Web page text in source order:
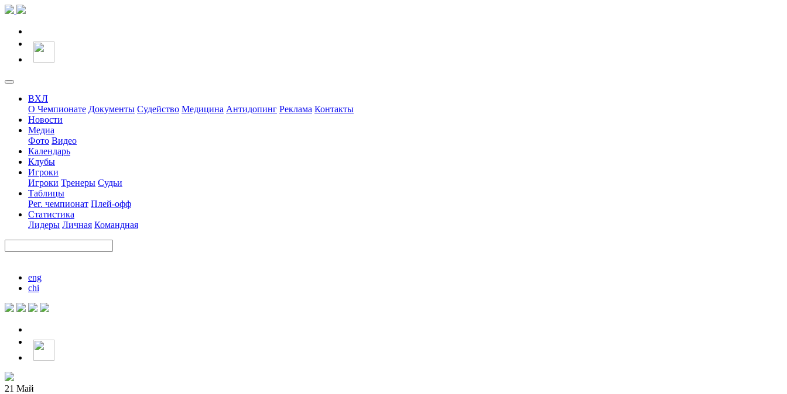
ВХЛ
О Чемпионате Документы Судейство Медицина Антидопинг Реклама Контакты
Новости
Медиа
Фото Видео
Календарь
Клубы
Игроки
Игроки Тренеры Судьи
Таблицы
Рег. чемпионат Плей-офф
Статистика
Лидеры Личная Командная
eng
chi
21 Май